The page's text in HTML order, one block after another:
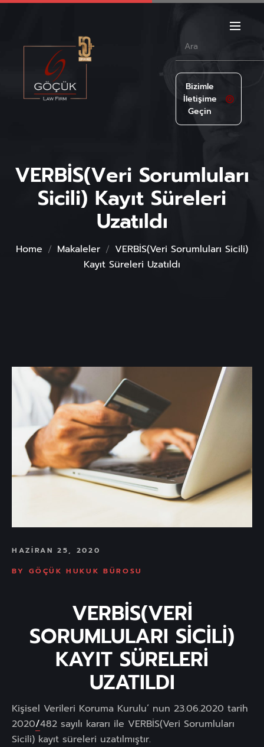
Bizimle
İletişime
Geçin
VERBİS(Veri Sorumluları
Sicili) Kayıt Süreleri
Uzatıldı
Home Makaleler
VERBİS(Veri Sorumluları Sicili)
Kayıt Süreleri Uzatıldı
HAZIRAN 25, 2020
BY
GÖÇÜK HUKUK BÜROSU
VERBİS(VERİ
SORUMLULARI SİCİLİ)
KAYIT SÜRELERİ
UZATILDI
Kişisel Verileri Koruma Kurulu’ nun 23.06.2020 tarih
2020/482 sayılı kararı ile VERBİS(Veri Sorumluları
Sicili) kayıt süreleri uzatılmıştır.